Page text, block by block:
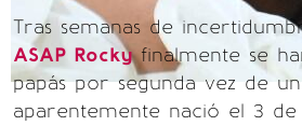
Tras semanas de
ASAP Rockyfinalmente se
papás por segunda vez de
aparentemente nació el 3